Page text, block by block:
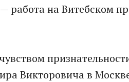
работа на Витебском
Викторовича в